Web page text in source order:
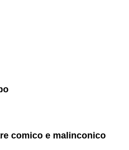
comico e malinconico